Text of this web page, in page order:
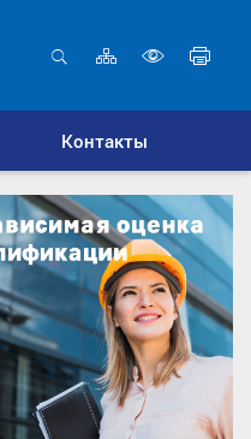
Карта
сайта
Контакты